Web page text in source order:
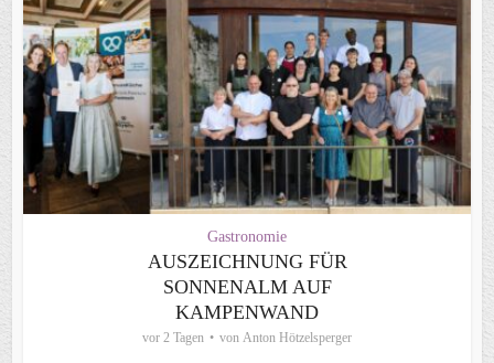
Gastronomie
AUSZEICHNUNG FÜR
SONNENALM AUF
KAMPENWAND
vor 2 Tagen von Anton Hötzelsperger